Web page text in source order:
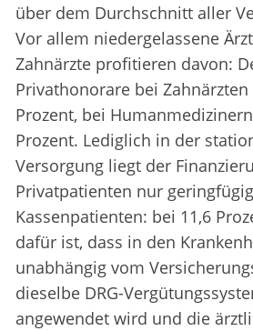
über dem Durchschnitt aller
Vor allem niedergelassene
Zahnärzte profitieren davon:
Privathonorare bei
Prozent, bei
Prozent. Lediglich in der
Versorgung liegt der
Privatpatienten nur
Kassenpatienten: bei 11,6
dafür ist, dass in den
unabhängig vom
dieselbe DRG-
angewendet wird und die